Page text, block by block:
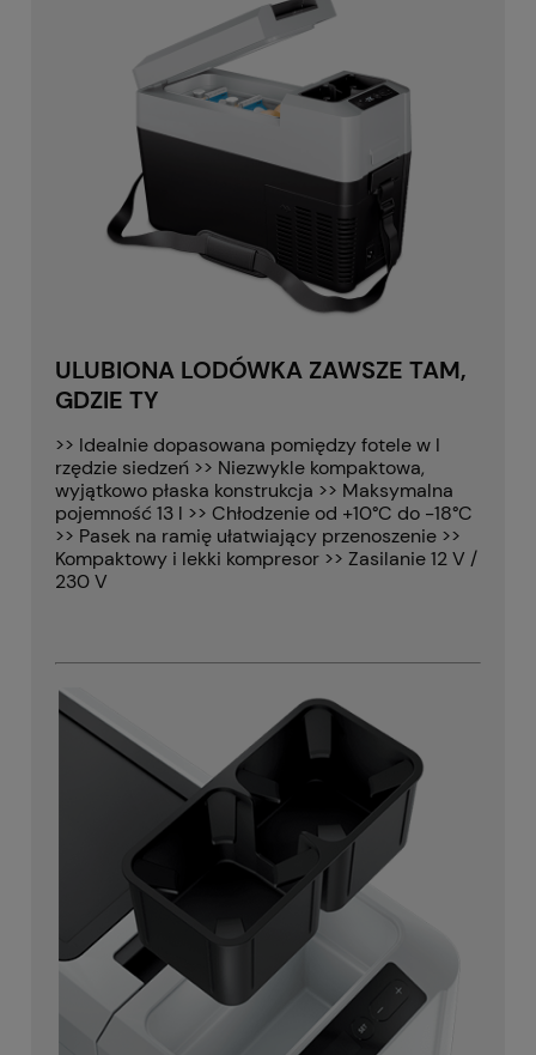
ULUBIONA LODÓWKA ZAWSZE TAM,
GDZIE TY
>> Idealnie dopasowana pomiędzy fotele w I
rzędzie siedzeń >> Niezwykle kompaktowa,
wyjątkowo płaska konstrukcja >> Maksymalna
pojemność 13 l >> Chłodzenie od +10°C do -18°C
>> Pasek na ramię ułatwiający przenoszenie >>
Kompaktowy i lekki kompresor >> Zasilanie 12 V /
230 V